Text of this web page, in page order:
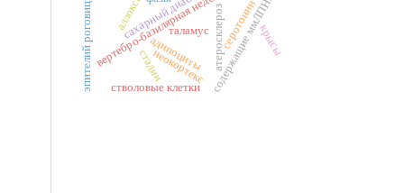
атеросклероз
содержащие ммЛПНП
таламус
сахарный диабет
адипоциты
аллоксан
стадии
эпителий роговицы стволовые клетки
серотонинкрысы
неокортекс